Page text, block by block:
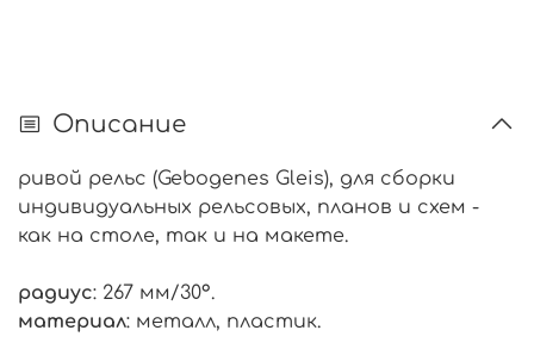
Описание
ривой рельс (Gebogenes Gleis), для сборки
индивидуальных рельсовых, планов и схем -
как на столе, так и на макете.
радиус: 267 мм/30°.
материал: металл, пластик.